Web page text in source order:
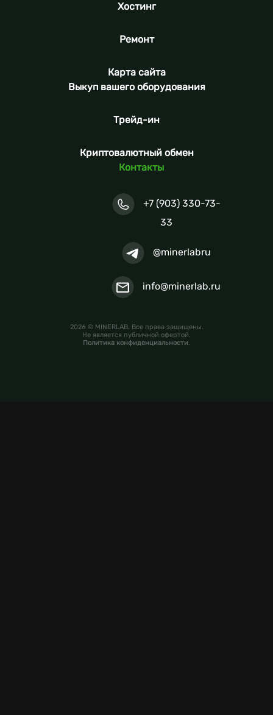
Хостинг
Ремонт
Карта сайта
Выкуп вашего оборудования
Трейд-ин
Криптовалютный обмен
Контакты
+7 (903) 330-73-
33
@minerlabru
info@minerlab.ru
2026 © MINERLAB. Все права защищены.
Не является публичной офертой.
Политика конфиденциальности.